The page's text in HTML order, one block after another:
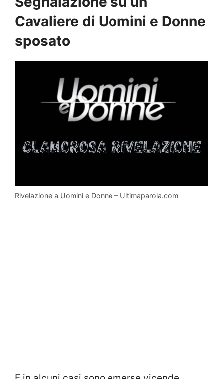
Cavaliere di Uomini e Donne
sposato
Rivelazione a Uomini e Donne – Ultimaparola.com